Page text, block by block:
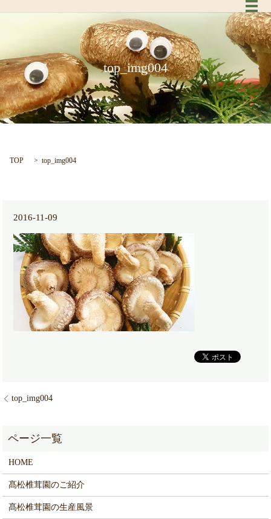
メ
top_img004
TOP top_img004
2016-11-09
top_img004
HOME
髙松椎茸園のご紹介
髙松椎茸園の生産風景